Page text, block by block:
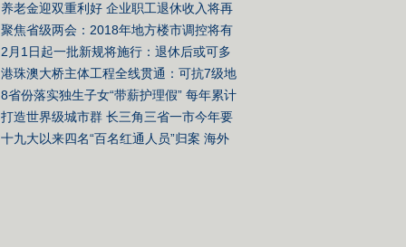
养老金迎双重利好 企业职工退休收入将再
聚焦省级两会：2018年地方楼市调控将有
化
2月1日起一批新规将施行：退休后或可多
收入
港珠澳大桥主体工程全线贯通：可抗7级地
命120年
8省份落实独生子女“带薪护理假” 每年累计
天
打造世界级城市群 长三角三省一市今年要
大事
十九大以来四名“百名红通人员”归案 海外